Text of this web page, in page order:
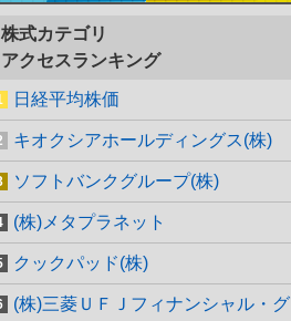
株式カテゴリ
アクセスランキング
日経平均株価
キオクシアホールディングス(株)
ソフトバンクグループ(株)
(株)メタプラネット
クックパッド(株)
(株)三菱ＵＦＪフィナンシャル・グループ